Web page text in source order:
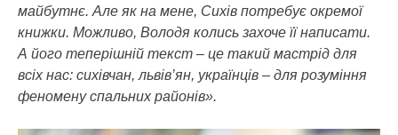
майбутнє. Але як на мене, Сихів потребує окремої
книжки. Можливо, Володя колись захоче її написати.
А його теперішній текст – це такий мастрід для
всіх нас: сихівчан, львів’ян, українців – для розуміння
феномену спальних районів».